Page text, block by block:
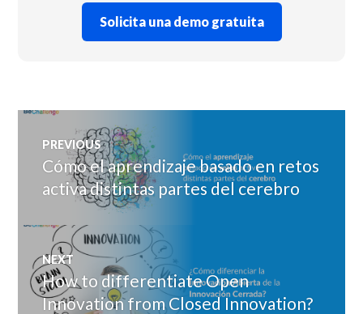
Solicita una demo gratuita
navigation
PREVIOUS
Previous
post:
Cómo el aprendizaje basado en retos
activa distintas partes del cerebro
NEXT
Next
post:
How to differentiate Open
Innovation from Closed Innovation?